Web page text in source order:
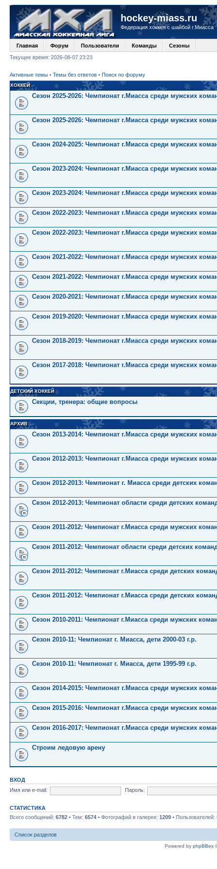
hockey-miass.ru
Федерация хоккея с шайбой г.Миасса
Главная Форум Пользователи Команды
Сезоны
Текущее время: 2026-08-07 23:23
Активные темы • Темы без ответов • Поиск по форуму
ХОККЕЙ
Сезон 2025-2026: Чемпионат г.Миасса среди мужских
Сезон 2025-2026: Чемпионат г.Миасса среди мужских
Сезон 2024-2025: Чемпионат г.Миасса среди мужских
Сезон 2023-2024: Чемпионат г.Миасса среди мужских
Сезон 2023-2024: Чемпионат г.Миасса среди мужских
Сезон 2022-2023: Чемпионат г.Миасса среди мужских
Сезон 2022-2023: Чемпионат г.Миасса среди мужских
Сезон 2021-2022: Чемпионат г.Миасса среди мужских
Сезон 2021-2022: Чемпионат г.Миасса среди мужских
Сезон 2020-2021: Чемпионат г.Миасса среди мужских
Сезон 2019-2020: Чемпионат г.Миасса среди мужских
Сезон 2018-2019: Чемпионат г.Миасса среди мужских
Сезон 2017-2018: Чемпионат г.Миасса среди мужских
ДЕТСКИЙ ХОККЕЙ
Секции, тренера: общие вопросы
АРХИВ
Сезон 2013-2014: Чемпионат г.Миасса среди мужских
Сезон 2012-2013: Чемпионат г.Миасса среди мужских
Сезон 2012-2013: Чемпионат г. Миасса среди детских
Сезон 2012-2013: Чемпионат области среди детских
Сезон 2011-2012: Чемпионат г.Миасса среди мужских
Сезон 2011-2012: Чемпионат области среди детских
Сезон 2011-2012: Чемпионат г.Миасса среди детских
Сезон 2011-2012: Чемпионат г.Миасса среди детских
Сезон 2010-2011: Чемпионат г.Миасса среди мужских
Сезон 2010-11: Чемпионат г. Миасса, дети 2000-03 г.р.
Сезон 2010-11: Чемпионат г. Миасса, дети 1995-99 г.р.
Сезон 2014-2015: Чемпионат г.Миасса среди мужских
Сезон 2015-2016: Чемпионат г.Миасса среди мужских
Сезон 2016-2017: Чемпионат г.Миасса среди мужских
Строим ледовую арену
ВХОД
Имя или e-mail:
Пароль:
СТАТИСТИКА
Всего сообщений: 6782 • Тем: 6574 • Фотографий в галерее: 1209 • Пользователей:
Список разделов
Powered by phpBBex